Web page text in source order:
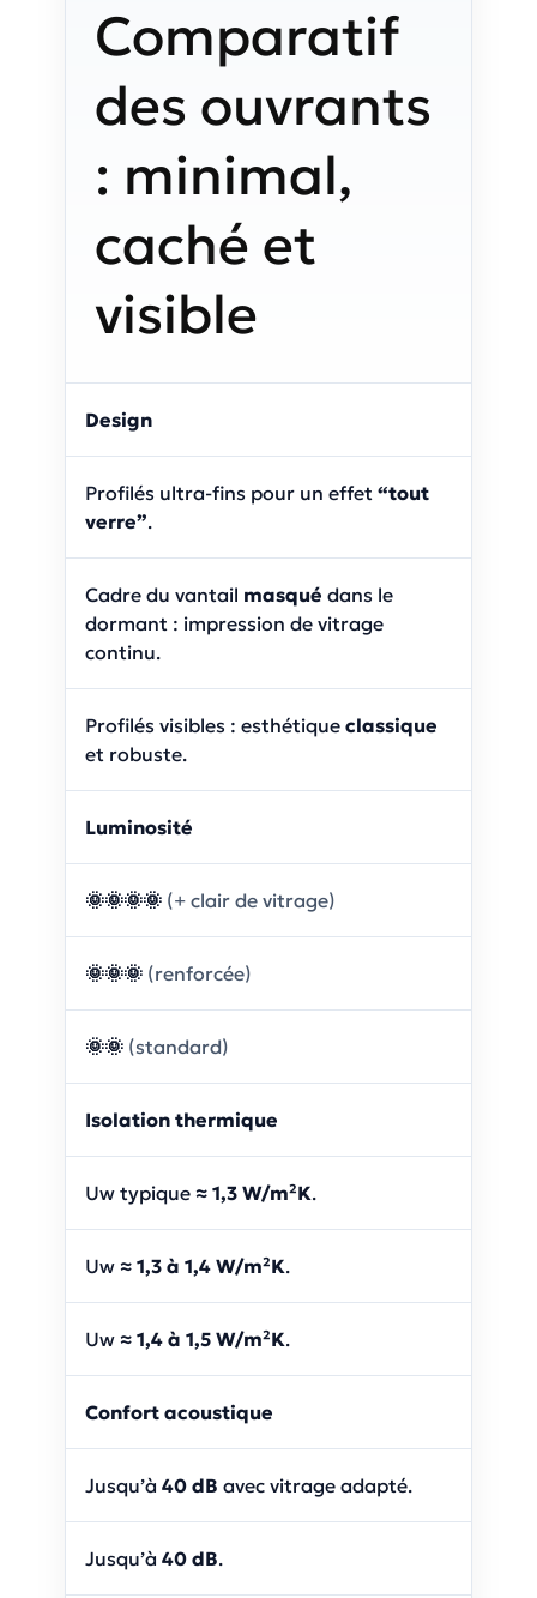
Comparatif
des ouvrants
: minimal,
caché et
visible
Design
Profilés ultra-fins pour un effet “tout
verre”.
Cadre du vantail masqué dans le
dormant : impression de vitrage
continu.
Profilés visibles : esthétique classique
et robuste.
Luminosité
🌞🌞🌞🌞 (+ clair de vitrage)
🌞🌞🌞 (renforcée)
🌞🌞 (standard)
Isolation thermique
Uw typique ≈ 1,3 W/m²K.
Uw ≈ 1,3 à 1,4 W/m²K.
Uw ≈ 1,4 à 1,5 W/m²K.
Confort acoustique
Jusqu’à 40 dB avec vitrage adapté.
Jusqu’à 40 dB.